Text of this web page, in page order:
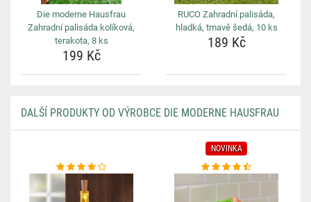
Die moderne Hausfrau
Zahradní palisáda kolíková,
terakota, 8 ks
199 Kč
RUCO Zahradní palisáda,
hladká, tmavě šedá, 10 ks
189 Kč
DALŠÍ PRODUKTY OD VÝROBCE DIE MODERNE HAUSFRAU
NOVINKA